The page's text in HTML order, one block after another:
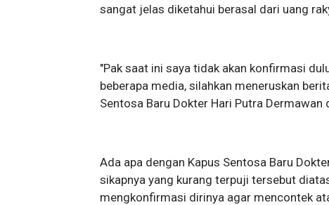
sangat jelas diketahui berasal dari uang
"Pak saat ini saya tidak akan konfirmasi
beberapa media, silahkan meneruskan
Sentosa Baru Dokter Hari Putra
Ada apa dengan Kapus Sentosa Baru
sikapnya yang kurang terpuji tersebut
mengkonfirmasi dirinya agar mencontek